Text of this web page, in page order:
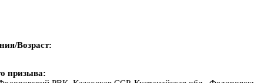
Возраст
призыва